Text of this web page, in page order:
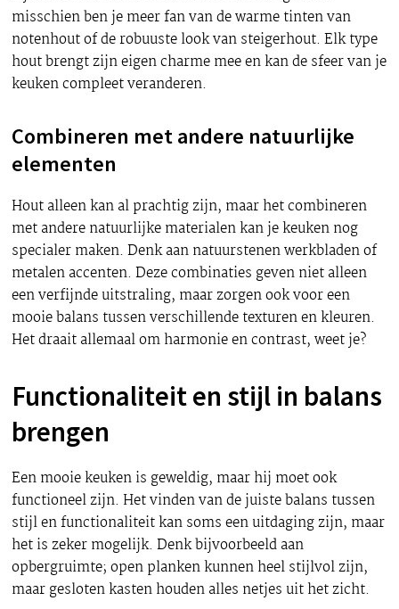
misschien ben je meer fan van de warme tinten van
notenhout of de robuuste look van steigerhout. Elk type
hout brengt zijn eigen charme mee en kan de sfeer van je
keuken compleet veranderen.
Combineren met andere natuurlijke
elementen
Hout alleen kan al prachtig zijn, maar het combineren
met andere natuurlijke materialen kan je keuken nog
specialer maken. Denk aan natuurstenen werkbladen of
metalen accenten. Deze combinaties geven niet alleen
een verfijnde uitstraling, maar zorgen ook voor een
mooie balans tussen verschillende texturen en kleuren.
Het draait allemaal om harmonie en contrast, weet je?
Functionaliteit en stijl in balans
brengen
Een mooie keuken is geweldig, maar hij moet ook
functioneel zijn. Het vinden van de juiste balans tussen
stijl en functionaliteit kan soms een uitdaging zijn, maar
het is zeker mogelijk. Denk bijvoorbeeld aan
opbergruimte; open planken kunnen heel stijlvol zijn,
maar gesloten kasten houden alles netjes uit het zicht.